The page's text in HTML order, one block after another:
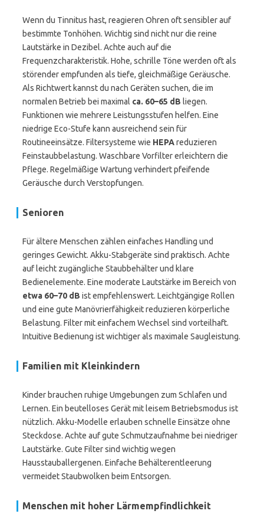
Wenn du Tinnitus hast, reagieren Ohren oft sensibler auf
bestimmte Tonhöhen. Wichtig sind nicht nur die reine
Lautstärke in Dezibel. Achte auch auf die
Frequenzcharakteristik. Hohe, schrille Töne werden oft als
störender empfunden als tiefe, gleichmäßige Geräusche.
Als Richtwert kannst du nach Geräten suchen, die im
normalen Betrieb bei maximal ca. 60–65 dB liegen.
Funktionen wie mehrere Leistungsstufen helfen. Eine
niedrige Eco-Stufe kann ausreichend sein für
Routineeinsätze. Filtersysteme wie HEPAreduzieren
Feinstaubbelastung. Waschbare Vorfilter erleichtern die
Pflege. Regelmäßige Wartung verhindert pfeifende
Geräusche durch Verstopfungen.
Senioren
Für ältere Menschen zählen einfaches Handling und
geringes Gewicht. Akku-Stabgeräte sind praktisch. Achte
auf leicht zugängliche Staubbehälter und klare
Bedienelemente. Eine moderate Lautstärke im Bereich von
etwa 60–70 dB ist empfehlenswert. Leichtgängige Rollen
und eine gute Manövrierfähigkeit reduzieren körperliche
Belastung. Filter mit einfachem Wechsel sind vorteilhaft.
Intuitive Bedienung ist wichtiger als maximale Saugleistung.
Familien mit Kleinkindern
Kinder brauchen ruhige Umgebungen zum Schlafen und
Lernen. Ein beutelloses Gerät mit leisem Betriebsmodus ist
nützlich. Akku-Modelle erlauben schnelle Einsätze ohne
Steckdose. Achte auf gute Schmutzaufnahme bei niedriger
Lautstärke. Gute Filter sind wichtig wegen
Hausstauballergenen. Einfache Behälterentleerung
vermeidet Staubwolken beim Entsorgen.
Menschen mit hoher Lärmempfindlichkeit